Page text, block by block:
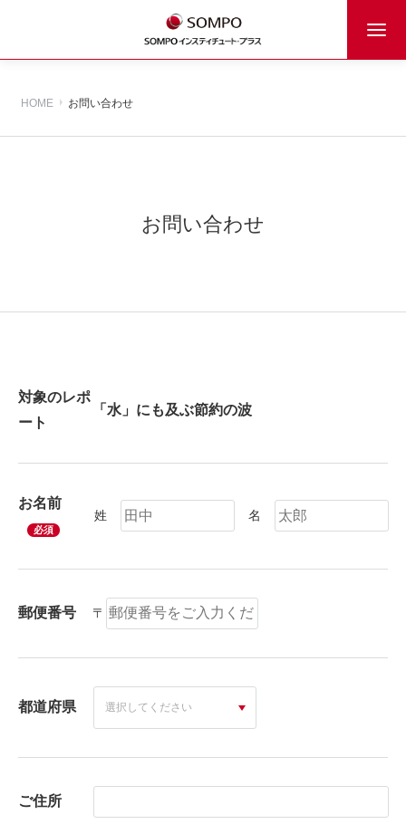
HOME お問い合わせ
お問い合わせ
対象のレポ
ート
お名前
必須
姓 名
郵便番号 〒
都道府県
ご住所